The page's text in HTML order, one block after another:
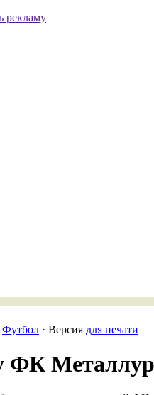
рекламу
Футбол · Версия для печати
ФК